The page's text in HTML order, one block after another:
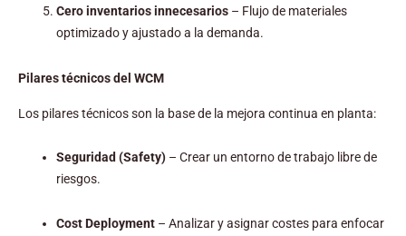
Cero inventarios innecesarios – Flujo de materiales
optimizado y ajustado a la demanda.
Pilares técnicos del WCM
Los pilares técnicos son la base de la mejora continua en planta:
Seguridad (Safety) – Crear un entorno de trabajo libre de
riesgos.
Cost Deployment – Analizar y asignar costes para enfocar